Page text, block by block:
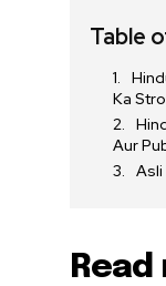
Table
Ka
Aur
Asli
Read